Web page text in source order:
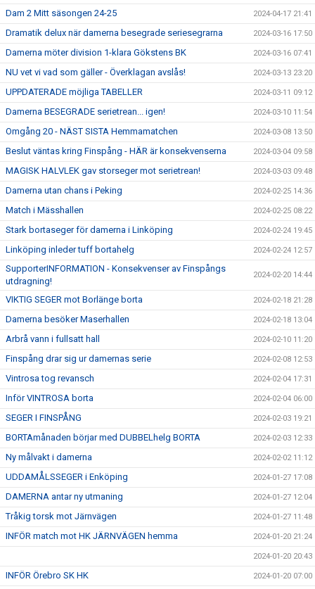
Dam 2 Mitt säsongen 24-25 2024-04-17 21:41
Dramatik delux när damerna besegrade seriesegrarna 2024-03-16 17:50
Damerna möter division 1-klara Gökstens BK 2024-03-16 07:41
NU vet vi vad som gäller - Överklagan avslås! 2024-03-13 23:20
UPPDATERADE möjliga TABELLER 2024-03-11 09:12
Damerna BESEGRADE serietrean... igen! 2024-03-10 11:54
Omgång 20 - NÄST SISTA Hemmamatchen 2024-03-08 13:50
Beslut väntas kring Finspång - HÄR är konsekvenserna 2024-03-04 09:58
MAGISK HALVLEK gav storseger mot serietrean! 2024-03-03 09:48
Damerna utan chans i Peking 2024-02-25 14:36
Match i Mässhallen 2024-02-25 08:22
Stark bortaseger för damerna i Linköping 2024-02-24 19:45
Linköping inleder tuff bortahelg 2024-02-24 12:57
SupporterINFORMATION - Konsekvenser av Finspångs
utdragning!
2024-02-20 14:44
VIKTIG SEGER mot Borlänge borta 2024-02-18 21:28
Damerna besöker Maserhallen 2024-02-18 13:04
Arbrå vann i fullsatt hall 2024-02-10 11:20
Finspång drar sig ur damernas serie 2024-02-08 12:53
Vintrosa tog revansch 2024-02-04 17:31
Inför VINTROSA borta 2024-02-04 06:00
SEGER I FINSPÅNG 2024-02-03 19:21
BORTAmånaden börjar med DUBBELhelg BORTA 2024-02-03 12:33
Ny målvakt i damerna 2024-02-02 11:12
UDDAMÅLSSEGER i Enköping 2024-01-27 17:08
DAMERNA antar ny utmaning 2024-01-27 12:04
Tråkig torsk mot Järnvägen 2024-01-27 11:48
INFÖR match mot HK JÄRNVÄGEN hemma 2024-01-20 21:24
2024-01-20 20:43
INFÖR Örebro SK HK 2024-01-20 07:00